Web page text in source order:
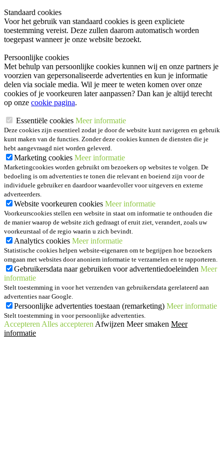
Standaard cookies
Voor het gebruik van standaard cookies is geen expliciete
toestemming vereist. Deze zullen daarom automatisch worden
toegepast wanneer je onze website bezoekt.
Persoonlijke cookies
Met behulp van persoonlijke cookies kunnen wij en onze partners je
voorzien van gepersonaliseerde advertenties en kun je informatie
delen via sociale media. Wil je meer te weten komen over onze
cookies of je voorkeuren later aanpassen? Dan kan je altijd terecht
op onze cookie pagina.
Essentiële cookies Meer informatie
Deze cookies zijn essentieel zodat je door de website kunt navigeren en gebruik
kunt maken van de functies. Zonder deze cookies kunnen de diensten die je
hebt aangevraagd niet worden geleverd.
Marketing cookies Meer informatie
Marketingcookies worden gebruikt om bezoekers op websites te volgen. De
bedoeling is om advertenties te tonen die relevant en boeiend zijn voor de
individuele gebruiker en daardoor waardevoller voor uitgevers en externe
adverteerders.
Website voorkeuren cookies Meer informatie
Voorkeurscookies stellen een website in staat om informatie te onthouden die
de manier waarop de website zich gedraagt of eruit ziet, verandert, zoals uw
voorkeurstaal of de regio waarin u zich bevindt.
Analytics cookies Meer informatie
Statistische cookies helpen website-eigenaren om te begrijpen hoe bezoekers
omgaan met websites door anoniem informatie te verzamelen en te rapporteren.
Gebruikersdata naar gebruiken voor advertentiedoeleinden Meer
informatie
Stelt toestemming in voor het verzenden van gebruikersdata gerelateerd aan
advertenties naar Google.
Persoonlijke advertenties toestaan (remarketing) Meer informatie
Stelt toestemming in voor persoonlijke advertenties.
Accepteren Alles accepteren Afwijzen Meer smaken Meer
informatie